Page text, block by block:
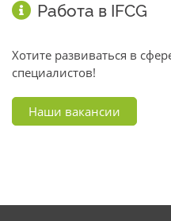
Работа в IFCG
Хотите развиваться в
специалистов!
Наши вакансии